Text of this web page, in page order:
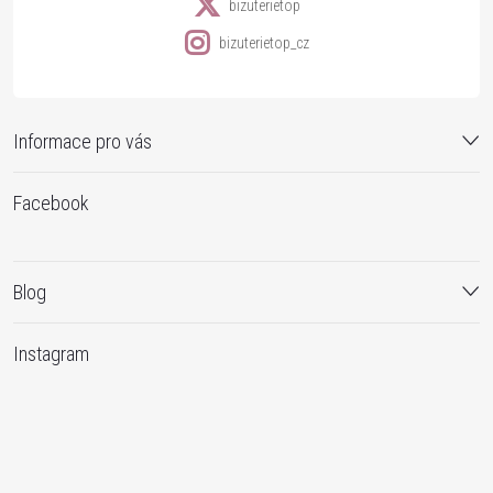
Informace pro vás
bizuterietop
bizuterietop_cz
Facebook
Blog
Instagram